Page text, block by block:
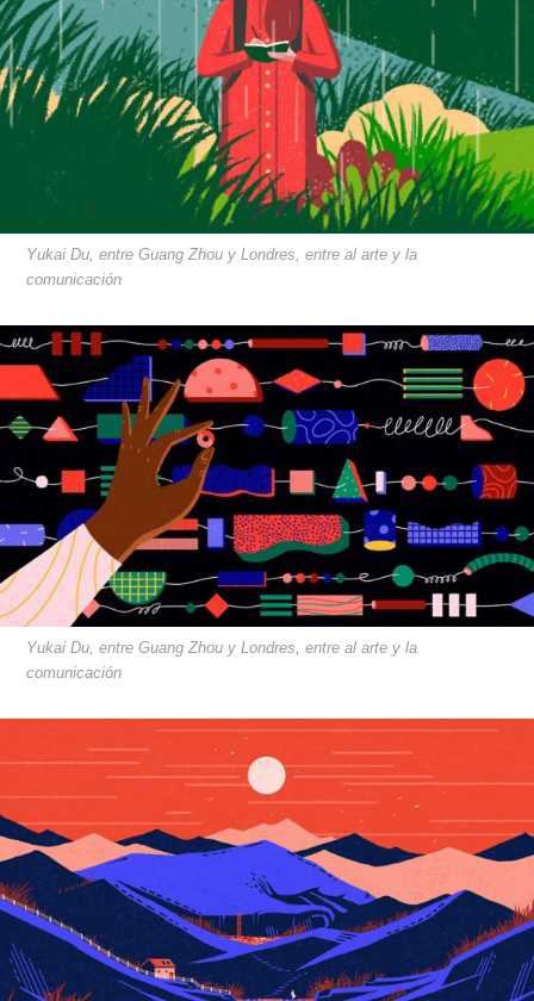
Yukai Du, entre Guang Zhou y Londres, entre al arte y la
comunicación
Yukai Du, entre Guang Zhou y Londres, entre al arte y la
comunicación